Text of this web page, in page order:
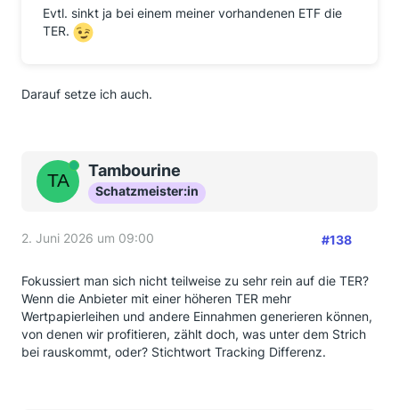
Evtl. sinkt ja bei einem meiner vorhandenen ETF die
TER.
Darauf setze ich auch.
OnlineTambourine
Schatzmeister:in
2. Juni 2026 um 09:00 #138
Fokussiert man sich nicht teilweise zu sehr rein auf die TER?
Wenn die Anbieter mit einer höheren TER mehr
Wertpapierleihen und andere Einnahmen generieren können,
von denen wir profitieren, zählt doch, was unter dem Strich
bei rauskommt, oder? Stichtwort Tracking Differenz.